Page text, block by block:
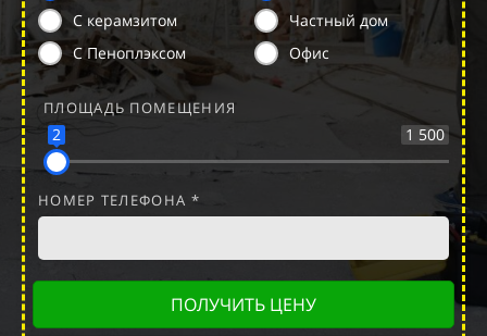
С керамзитом
С Пеноплэксом
Частный дом
Офис
ПЛОЩАДЬ ПОМЕЩЕНИЯ
1 500
2
НОМЕР ТЕЛЕФОНА *
ПОЛУЧИТЬ ЦЕНУ